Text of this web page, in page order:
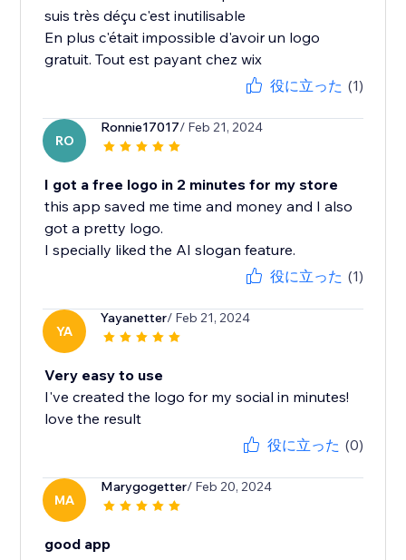
suis très déçu c'est inutilisable
En plus c'était impossible d'avoir un logo
gratuit. Tout est payant chez wix
役に立った (1)
RO
Ronnie17017/ Feb 21, 2024
I got a free logo in 2 minutes for my store
this app saved me time and money and I also
got a pretty logo.
I specially liked the AI slogan feature.
役に立った (1)
YA
Yayanetter/ Feb 21, 2024
Very easy to use
I've created the logo for my social in minutes!
love the result
役に立った (0)
MA
Marygogetter/ Feb 20, 2024
good app